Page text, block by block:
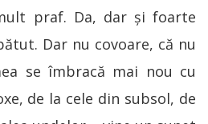
praf. Da, dar și foarte
Dar nu covoare, că nu
se îmbracă mai nou cu
de la cele din subsol, de